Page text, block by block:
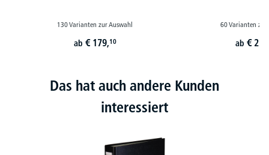
130 Varianten zur Auswahl
ab € 179,10
60 Varianten zur
ab €
Das hat auch andere Kunden
interessiert